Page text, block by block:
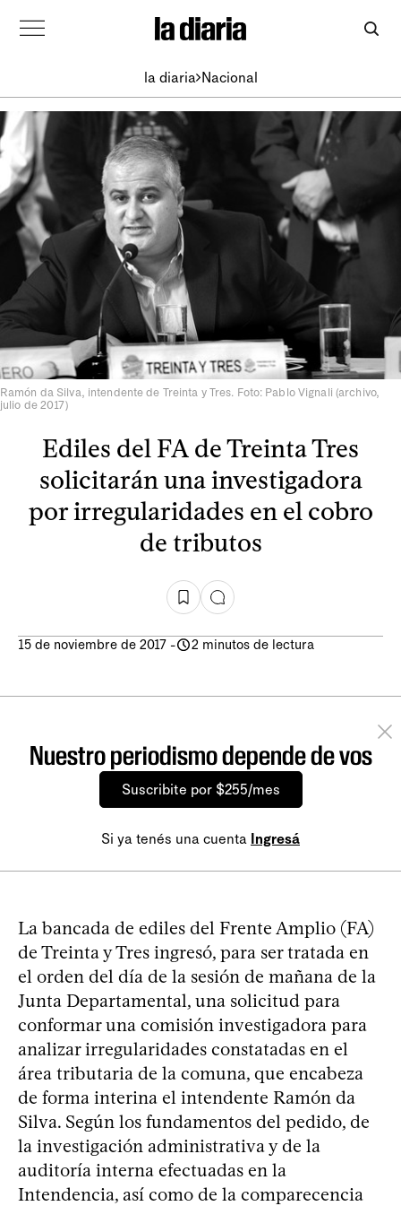
la diaria Nacional
Ramón da Silva, intendente de Treinta y Tres. Foto: Pablo Vignali (archivo,
julio de 2017)
Ediles del FA de Treinta Tres
solicitarán una investigadora
por irregularidades en el cobro
de tributos
15 de noviembre de 2017 - 2 minutos de lectura
Nuestro periodismo depende de vos
Suscribite por $255/mes
Si ya tenés una cuenta Ingresá
La bancada de ediles del Frente Amplio (FA)
de Treinta y Tres ingresó, para ser tratada en
el orden del día de la sesión de mañana de la
Junta Departamental, una solicitud para
conformar una comisión investigadora para
analizar irregularidades constatadas en el
área tributaria de la comuna, que encabeza
de forma interina el intendente Ramón da
Silva. Según los fundamentos del pedido, de
la investigación administrativa y de la
auditoría interna efectuadas en la
Intendencia, así como de la comparecencia